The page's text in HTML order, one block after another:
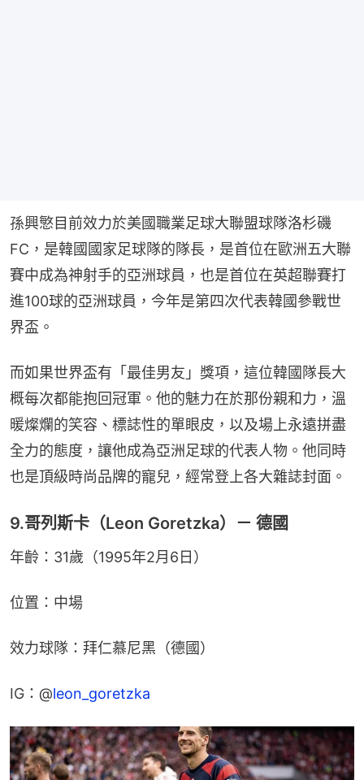
孫興慜目前效力於美國職業足球大聯盟球隊洛杉磯
FC，是韓國國家足球隊的隊長，是首位在歐洲五大聯
賽中成為神射手的亞洲球員，也是首位在英超聯賽打
進100球的亞洲球員，今年是第四次代表韓國參戰世
界盃。
而如果世界盃有「最佳男友」獎項，這位韓國隊長大
概每次都能抱回冠軍。他的魅力在於那份親和力，溫
暖燦爛的笑容、標誌性的單眼皮，以及場上永遠拼盡
全力的態度，讓他成為亞洲足球的代表人物。他同時
也是頂級時尚品牌的寵兒，經常登上各大雜誌封面。
9.哥列斯卡（Leon Goretzka）－ 德國
年齡：31歲（1995年2月6日）
位置：中場
效力球隊：拜仁慕尼黑（德國）
IG：@leon_goretzka